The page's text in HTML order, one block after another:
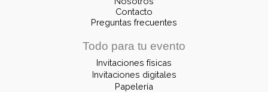
Contacto
Preguntas frecuentes
Todo para tu evento
Invitaciones físicas
Invitaciones digitales
Papelería